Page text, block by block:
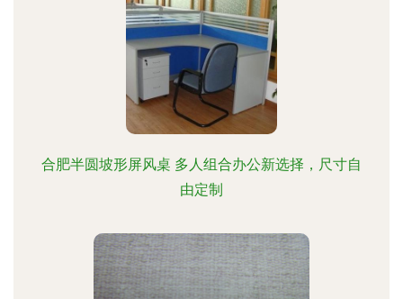
合肥半圆坡形屏风桌 多人组合办公新选择，尺寸自
由定制